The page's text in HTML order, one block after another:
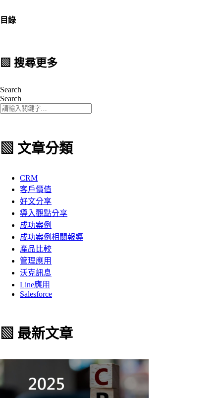
目錄
▧ 搜尋更多
Search
Search
▧ 文章分類
CRM
客戶價值
好文分享
導入觀點分享
成功案例
成功案例相關報導
產品比較
管理應用
沃克訊息
Line應用
Salesforce
▧ 最新文章